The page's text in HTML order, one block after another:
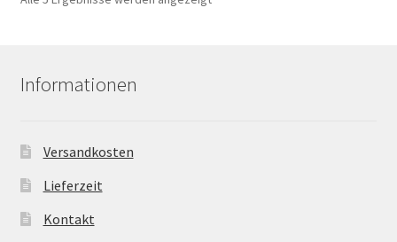
Informationen
Versandkosten
Lieferzeit
Kontakt